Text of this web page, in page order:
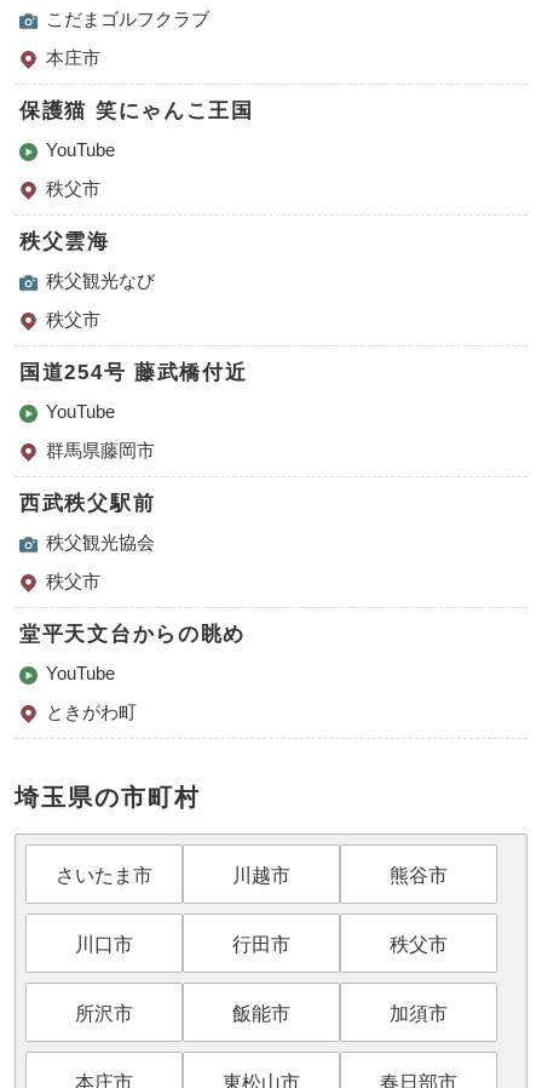
こだまゴルフクラブ
本庄市
保護猫 笑にゃんこ王国
YouTube
秩父市
秩父雲海
秩父観光なび
秩父市
国道254号 藤武橋付近
YouTube
群馬県藤岡市
西武秩父駅前
秩父観光協会
秩父市
堂平天文台からの眺め
YouTube
ときがわ町
埼玉県の市町村
さいたま市 川越市 熊谷市
川口市 行田市 秩父市
所沢市 飯能市 加須市
本庄市 東松山市 春日部市